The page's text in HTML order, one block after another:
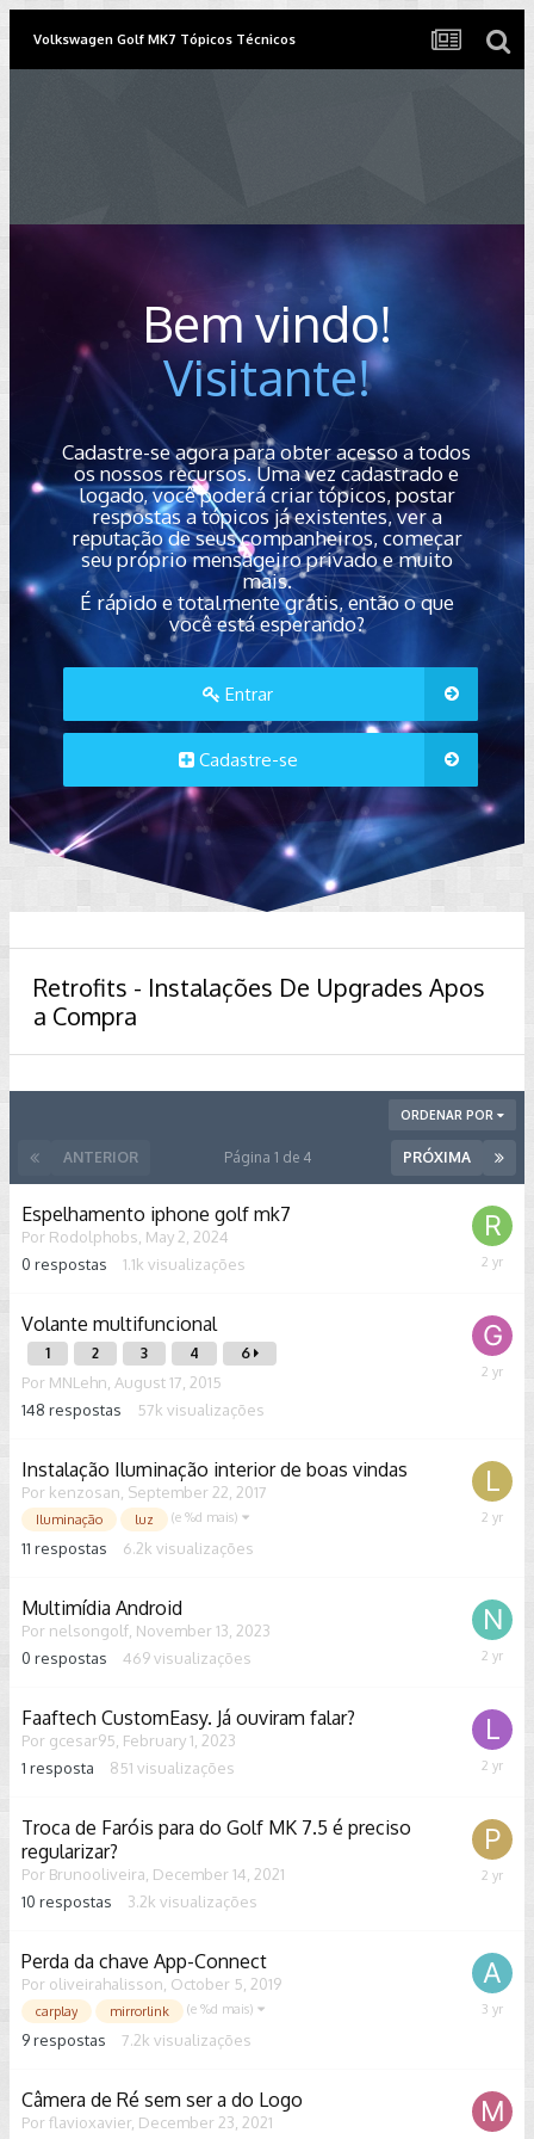
Volkswagen Golf MK7 Tópicos Técnicos
Bem vindo!
Visitante!
Cadastre-se agora para obter acesso a todos
os nossos recursos. Uma vez cadastrado e
logado, você poderá criar tópicos, postar
respostas a tópicos já existentes, ver a
reputação de seus companheiros, começar
seu próprio mensageiro privado e muito
mais.
É rápido e totalmente grátis, então o que
você está esperando?
Entrar
Cadastre-se
Retrofits - Instalações De Upgrades Apos
a Compra
ORDENAR POR
ANTERIOR PRÓXIMA
Página 1 de 4
Espelhamento iphone golf mk7
Por Rodolphobs May 2, 2024
0 respostas 1.1k visualizações
May
Volante multifuncional
1 2 3 4 6
Por MNLehn August 17, 2015
148 respostas 57k visualizações
February
Instalação Iluminação interior de boas vindas
Por kenzosan September 22, 2017
Iluminação luz (e %d mais)
11 respostas 6.2k visualizações
Multimídia Android
Por nelsongolf November 13, 2023
0 respostas 469visualizações
Faaftech CustomEasy. Já ouviram falar?
Por gcesar95 February 1, 2023
1 resposta 851 visualizações
Troca de Faróis para do Golf MK 7.5 é preciso
regularizar?
Por Brunooliveira December 14, 2021
10 respostas 3.2k visualizações
Perda da chave App-Connect
Por oliveirahalisson October 5, 2019
carplay mirrorlink (e %d mais)
9respostas 7.2k visualizações
June
Câmera de Ré sem ser a do Logo
Por flavioxavier December 23, 2021